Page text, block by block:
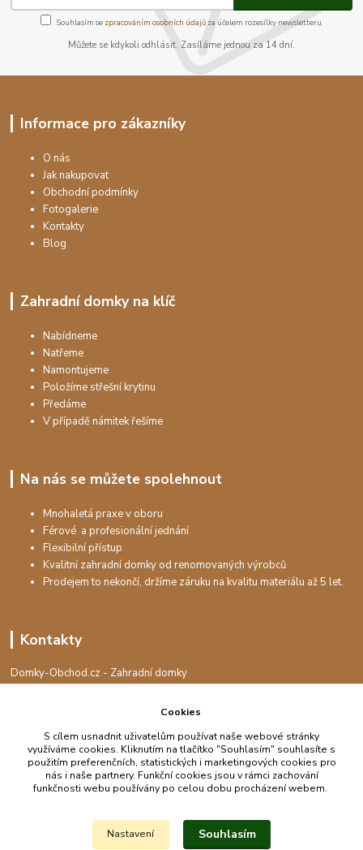
Souhlasím se zpracováním osobních údajůza účelem rozesílky newsletteru.
Můžete se kdykoli odhlásit. Zasíláme jednou za 14 dní.
Informace pro zákazníky
O nás
Jak nakupovat
Obchodní podmínky
Fotogalerie
Kontakty
Blog
Zahradní domky na klíč
Nabídneme
Natřeme
Namontujeme
Položíme střešní krytinu
Předáme
V případě námitek řešíme
Na nás se můžete spolehnout
Mnohaletá praxe v oboru
Férové a profesionální jednání
Flexibilní přístup
Kvalitní zahradní domky od renomovaných výrobců
Prodejem to nekončí, držíme záruku na kvalitu materiálu až 5 let.
Kontakty
Domky-Obchod.cz - Zahradní domky
+420 730 501 925
info@domky-obchod.cz
Upravit sběr cookies.
Cookies
S cílem usnadnit uživatelům používat naše webové stránky
využíváme cookies. Kliknutím na tlačítko "Souhlasím" souhlasíte s
použitím preferenčních, statistických i marketingových cookies pro
nás i naše partnery. Funkční cookies jsou v rámci zachování
funkčnosti webu používány po celou dobu procházení webem.
Nastavení Souhlasím